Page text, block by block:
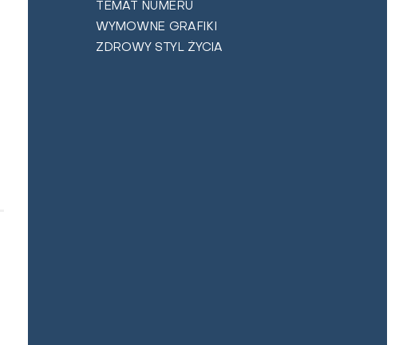
TEMAT NUMERU
WYMOWNE GRAFIKI
ZDROWY STYL ŻYCIA